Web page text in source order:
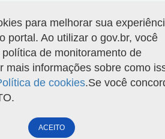
para melhorar sua
portal. Ao utilizar o gov.br, você
de monitoramento de
mais informações sobre como
de cookies.Se você
ACEITO